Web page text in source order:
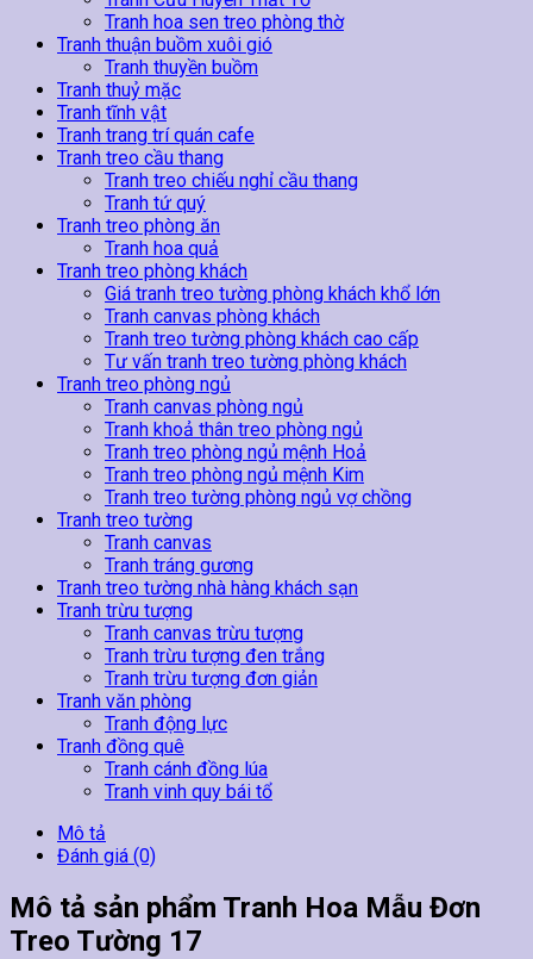
Tranh hoa sen treo phòng thờ
Tranh thuận buồm xuôi gió
Tranh thuyền buồm
Tranh thuỷ mặc
Tranh tĩnh vật
Tranh trang trí quán cafe
Tranh treo cầu thang
Tranh treo chiếu nghỉ cầu thang
Tranh tứ quý
Tranh treo phòng ăn
Tranh hoa quả
Tranh treo phòng khách
Giá tranh treo tường phòng khách khổ lớn
Tranh canvas phòng khách
Tranh treo tường phòng khách cao cấp
Tư vấn tranh treo tường phòng khách
Tranh treo phòng ngủ
Tranh canvas phòng ngủ
Tranh khoả thân treo phòng ngủ
Tranh treo phòng ngủ mệnh Hoả
Tranh treo phòng ngủ mệnh Kim
Tranh treo tường phòng ngủ vợ chồng
Tranh treo tường
Tranh canvas
Tranh tráng gương
Tranh treo tường nhà hàng khách sạn
Tranh trừu tượng
Tranh canvas trừu tượng
Tranh trừu tượng đen trắng
Tranh trừu tượng đơn giản
Tranh văn phòng
Tranh động lực
Tranh đồng quê
Tranh cánh đồng lúa
Tranh vinh quy bái tổ
Mô tả
Đánh giá (0)
Mô tả sản phẩm Tranh Hoa Mẫu Đơn
Treo Tường 17